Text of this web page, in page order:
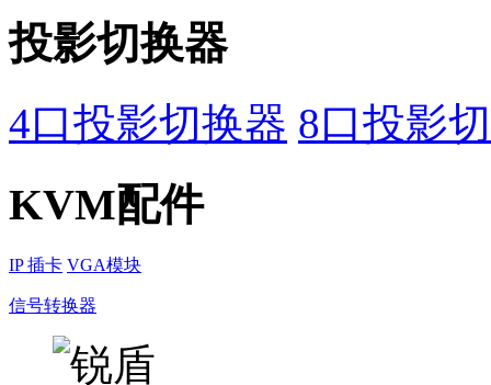
投影切换器
4口投影切换器 8口投影
KVM配件
IP 插卡 VGA模块
信号转换器